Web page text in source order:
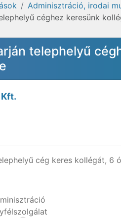
Adminisztráció, irodai
céghez keresünk
telephelyű
cég keres kollégát, 6